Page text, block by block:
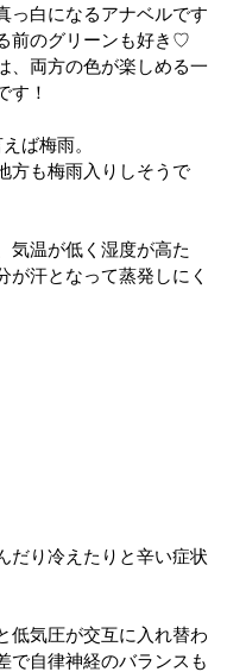
っ白になるアナベルです
前のグリーンも好き♡
、両方の色が楽しめる一
す！
ば梅雨。
方も梅雨入りしそうで
気温が低く湿度が高た
が汗となって蒸発しにく
だり冷えたりと辛い症状
低気圧が交互に入れ替わ
で自律神経のバランスも